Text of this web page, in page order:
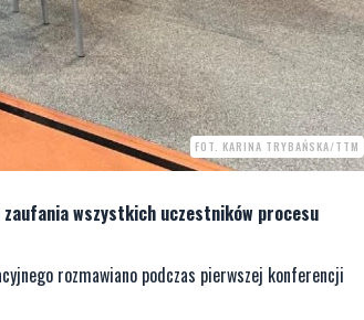
FOT. KARINA TRYBAŃSKA/TTM
zaufania wszystkich uczestników procesu
rozmawiano podczas pierwszej konferencji